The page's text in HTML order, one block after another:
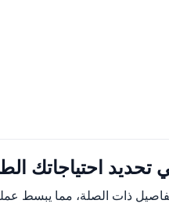
احتياجاتك الطبية؟
ذات الصلة، مما يبسط عملية